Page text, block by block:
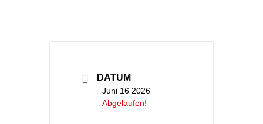
DATUM
Juni 16 2026
Abgelaufen!